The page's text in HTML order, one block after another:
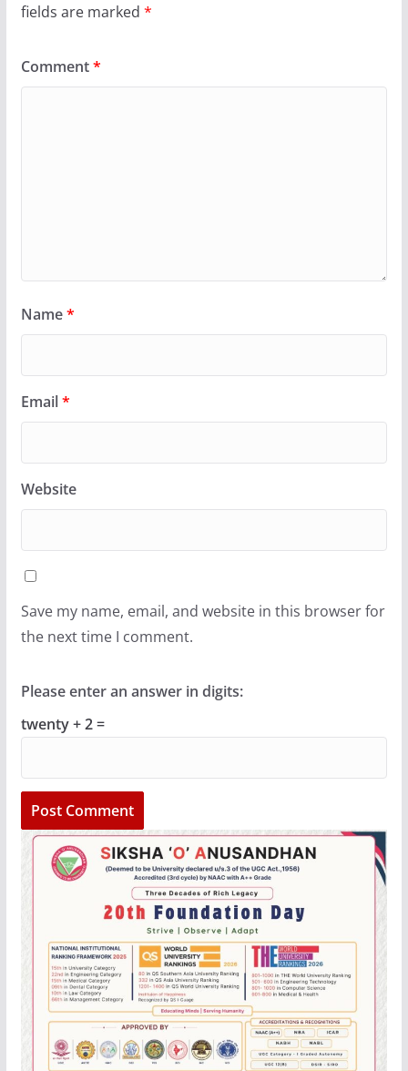
fields are marked *
Comment*
Name*
Email*
Website
Save my name, email, and website in this browser for
the next time I comment.
Please enter an answer in digits:
twenty + 2 =